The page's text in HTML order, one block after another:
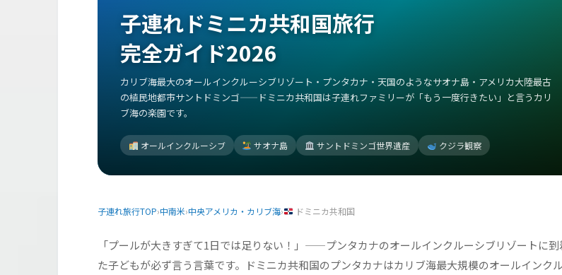
子連れドミニカ共和国旅行
完全ガイド2026
カリブ海最大のオールインクルーシブリゾート・プンタカナ・天国のようなサオナ島・アメリカ大陸最古
の植民地都市サントドミンゴ——ドミニカ共和国は子連れファミリーが「もう一度行きたい」と言うカリ
ブ海の楽園です。
オールインクルーシブ サオナ島 サントドミンゴ世界遺産 クジラ観察
子連れ旅行TOP›中南米›中央アメリカ・カリブ海› ドミニカ共和国
「プールが大きすぎて1日では足りない！」——プンタカナのオールインクルーシブリゾートに到
た子どもが必ず言う言葉です。ドミニカ共和国のプンタカナはカリブ海最大規模のオールインク